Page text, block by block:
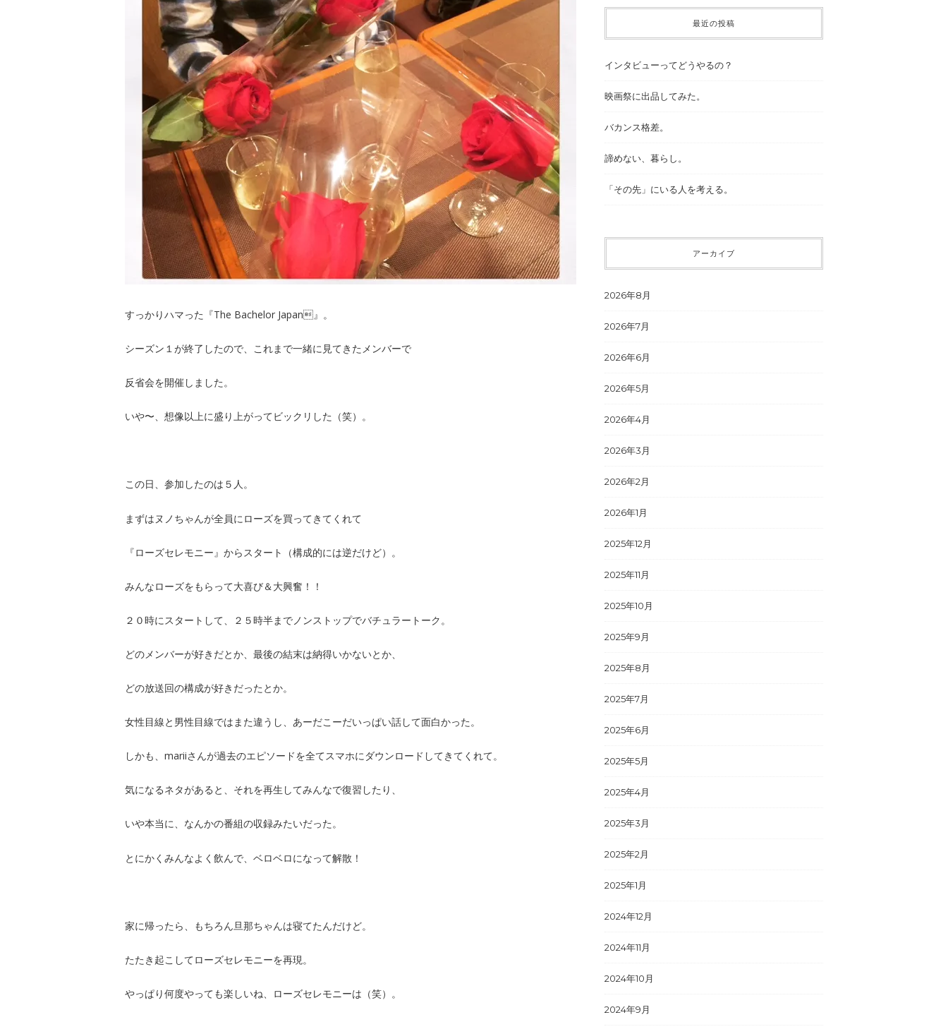
すっかりハマった『The Bachelor Japan』。
シーズン１が終了したので、これまで一緒に見てきたメンバーで
反省会を開催しました。
いや〜、想像以上に盛り上がってビックリした（笑）。
この日、参加したのは５人。
まずはヌノちゃんが全員にローズを買ってきてくれて
『ローズセレモニー』からスタート（構成的には逆だけど）。
みんなローズをもらって大喜び＆大興奮！！
２０時にスタートして、２５時半までノンストップでバチュラートーク。
どのメンバーが好きだとか、最後の結末は納得いかないとか、
どの放送回の構成が好きだったとか。
女性目線と男性目線ではまた違うし、あーだこーだいっぱい話して面白かった。
しかも、mariiさんが過去のエピソードを全てスマホにダウンロードしてきてくれて。
気になるネタがあると、それを再生してみんなで復習したり、
いや本当に、なんかの番組の収録みたいだった。
とにかくみんなよく飲んで、ベロベロになって解散！
家に帰ったら、もちろん旦那ちゃんは寝てたんだけど。
たたき起こしてローズセレモニーを再現。
やっぱり何度やっても楽しいね、ローズセレモニーは（笑）。
最近の投稿
インタビューってどうやるの？
映画祭に出品してみた。
バカンス格差。
諦めない、暮らし。
「その先」にいる人を考える。
アーカイブ
2026年8月
2026年7月
2026年6月
2026年5月
2026年4月
2026年3月
2026年2月
2026年1月
2025年12月
2025年11月
2025年10月
2025年9月
2025年8月
2025年7月
2025年6月
2025年5月
2025年4月
2025年3月
2025年2月
2025年1月
2024年12月
2024年11月
2024年10月
2024年9月